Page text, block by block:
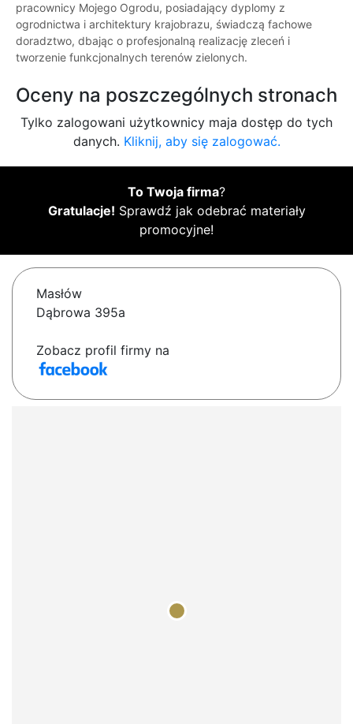
pracownicy Mojego Ogrodu, posiadający dyplomy z
ogrodnictwa i architektury krajobrazu, świadczą fachowe
doradztwo, dbając o profesjonalną realizację zleceń i
tworzenie funkcjonalnych terenów zielonych.
Oceny na poszczególnych stronach
Tylko zalogowani użytkownicy maja dostęp do tych
danych. Kliknij, aby się zalogować.
To Twoja firma?
Gratulacje! Sprawdź jak odebrać materiały
promocyjne!
Masłów
Dąbrowa 395a
Zobacz profil firmy na